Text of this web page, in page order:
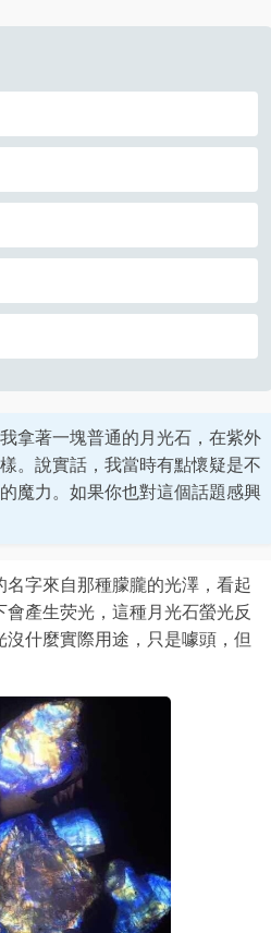
拿著一塊普通的月光石，在紫外
。說實話，我當時有點懷疑是不
魔力。如果你也對這個話題感興
字來自那種朦朧的光澤，看起
產生荧光，這種月光石螢光反
什麼實際用途，只是噱頭，但